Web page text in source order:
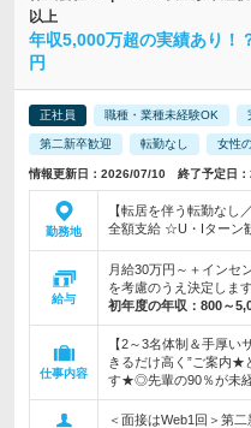
以上
年収5,000万超の実績あり
円
正社員 職種・業種未経験OK
第二新卒歓迎 転勤なし 女性
情報更新日：2026/07/10 終了予定日
勤務地
【転居を伴う転勤な
全額支給 ☆U・Iターン
給与
月給30万円～＋インセ
を考慮のうえ決定しま
初年度の年収： 800～
仕事内容
【2～3名体制＆手厚
きるだけ高く”ご案内★
す★◎先輩の90％が未
＜面接はWeb1回＞第